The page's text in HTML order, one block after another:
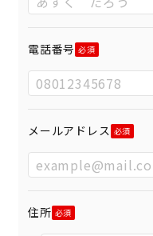
電話番号
メールアドレス
住所